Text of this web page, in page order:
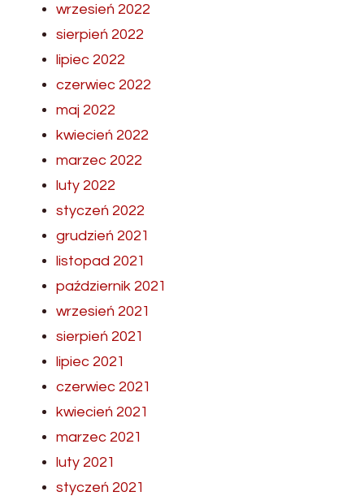
wrzesień 2022
sierpień 2022
lipiec 2022
czerwiec 2022
maj 2022
kwiecień 2022
marzec 2022
luty 2022
styczeń 2022
grudzień 2021
listopad 2021
październik 2021
wrzesień 2021
sierpień 2021
lipiec 2021
czerwiec 2021
kwiecień 2021
marzec 2021
luty 2021
styczeń 2021